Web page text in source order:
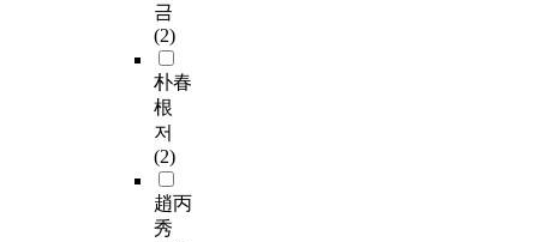
금
(2)
朴春
根
저
(2)
趙丙
秀